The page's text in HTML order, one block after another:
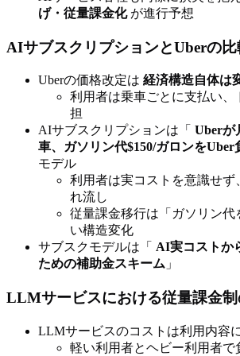
げ・従量課金化が進行予想
AIサブスクリプションとUberの比
Uberの価格改定は 経済構造自体は
利用者は乗車ごとに支払い、
担
AIサブスクリプションは「 Uberが
車、ガソリン代$150/ガロンをUber
モデル
利用者は実コストを意識せず
れ流し
従量課金移行は「ガソリン代
い構造変化
サブスクモデルは「 AI実コストか
ための補助金スキーム 」
LLMサービスにおける従量課金
LLMサービスのコストは利用内容
軽い利用者とヘビー利用者で